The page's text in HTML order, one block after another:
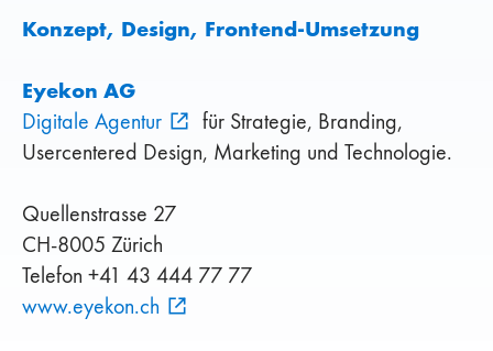
Konzept, Design, Frontend-Umsetzung
Eyekon AG
Digitale Agentur
für Strategie, Branding,
Usercentered Design, Marketing und Technologie.
Quellenstrasse 27
CH-8005 Zürich
Telefon +41 43 444 77 77
www.eyekon.ch